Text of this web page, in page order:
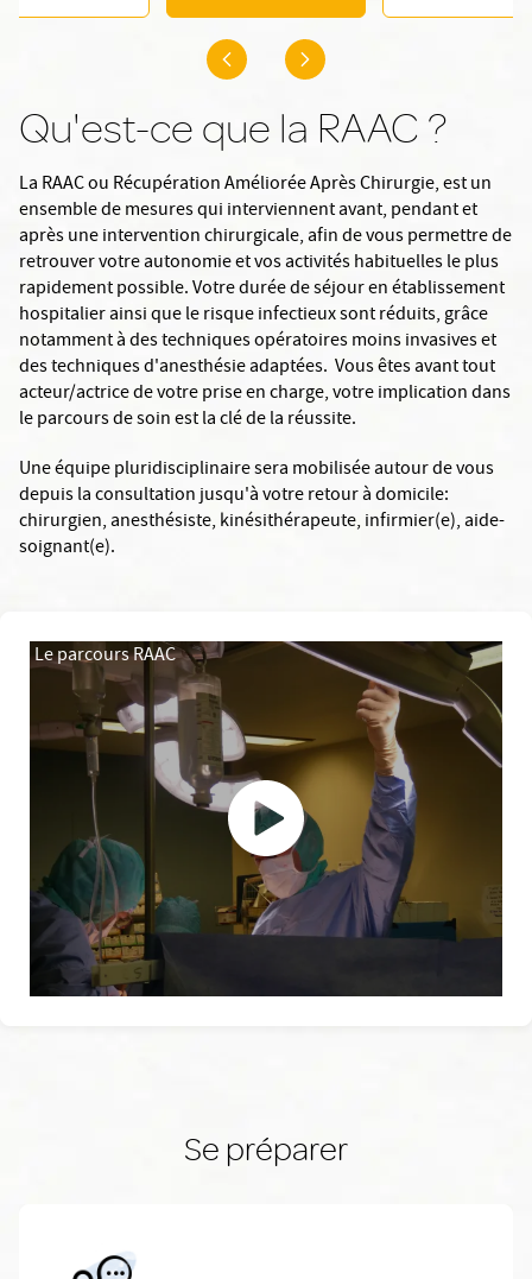
Le parcours RAAC
Le parcours RAAC
Qu'est-ce que la RAAC ?
La RAAC ou Récupération Améliorée Après Chirurgie, est un
ensemble de mesures qui interviennent avant, pendant et
après une intervention chirurgicale, afin de vous permettre de
retrouver votre autonomie et vos activités habituelles le plus
rapidement possible. Votre durée de séjour en établissement
hospitalier ainsi que le risque infectieux sont réduits, grâce
notamment à des techniques opératoires moins invasives et
des techniques d'anesthésie adaptées. Vous êtes avant tout
acteur/actrice de votre prise en charge, votre implication dans
le parcours de soin est la clé de la réussite.
Une équipe pluridisciplinaire sera mobilisée autour de vous
depuis la consultation jusqu'à votre retour à domicile:
chirurgien, anesthésiste, kinésithérapeute, infirmier(e), aide-
soignant(e).
Se préparer